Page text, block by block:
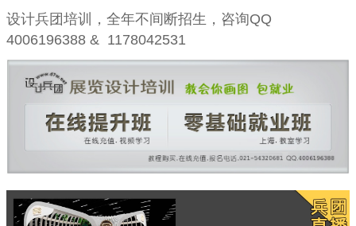
设计兵团培训，全年不间断招生，咨询QQ
4006196388 & 1178042531